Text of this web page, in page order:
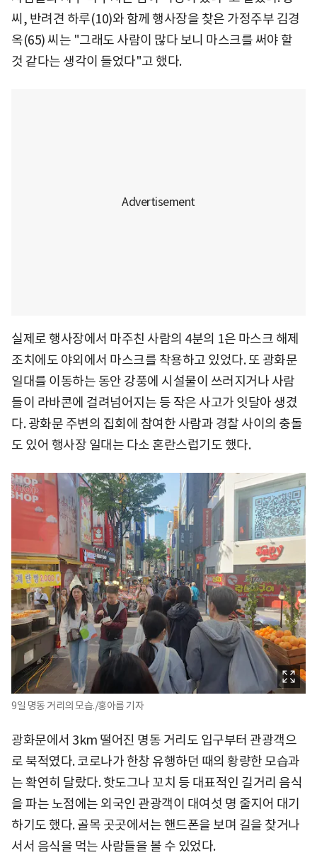
씨, 반려견 하루(10)와 함께 행사장을 찾은 가정주부 김경
옥(65) 씨는 "그래도 사람이 많다 보니 마스크를 써야 할
것 같다는 생각이 들었다"고 했다.
실제로 행사장에서 마주친 사람의 4분의 1은 마스크 해제
조치에도 야외에서 마스크를 착용하고 있었다. 또 광화문
일대를 이동하는 동안 강풍에 시설물이 쓰러지거나 사람
들이 라바콘에 걸려넘어지는 등 작은 사고가 잇달아 생겼
다. 광화문 주변의 집회에 참여한 사람과 경찰 사이의 충돌
도 있어 행사장 일대는 다소 혼란스럽기도 했다.
9일 명동 거리의 모습./홍아름 기자
광화문에서 3km 떨어진 명동 거리도 입구부터 관광객으
로 북적였다. 코로나가 한창 유행하던 때의 황량한 모습과
는 확연히 달랐다. 핫도그나 꼬치 등 대표적인 길거리 음식
을 파는 노점에는 외국인 관광객이 대여섯 명 줄지어 대기
하기도 했다. 골목 곳곳에서는 핸드폰을 보며 길을 찾거나
서서 음식을 먹는 사람들을 볼 수 있었다.